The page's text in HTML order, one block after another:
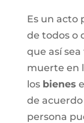
Es un acto
de todos o
que así
muerte en
los bienes
de acuerdo
persona